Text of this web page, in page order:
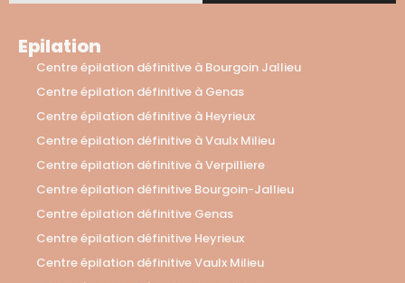
Epilation
Centre épilation définitive à Bourgoin Jallieu
Centre épilation définitive à Genas
Centre épilation définitive à Heyrieux
Centre épilation définitive à Vaulx Milieu
Centre épilation définitive à Verpilliere
Centre épilation définitive Bourgoin-Jallieu
Centre épilation définitive Genas
Centre épilation définitive Heyrieux
Centre épilation définitive Vaulx Milieu